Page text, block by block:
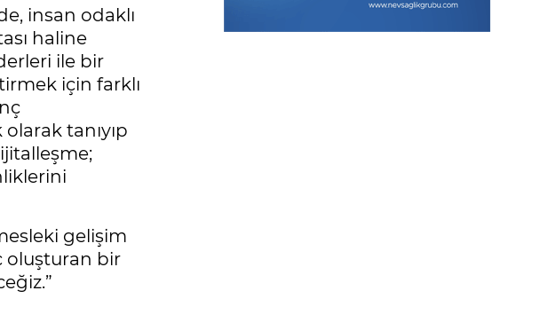
insan odaklı
haline
ile bir
için farklı
tanıyıp
gelişim
oluşturan bir